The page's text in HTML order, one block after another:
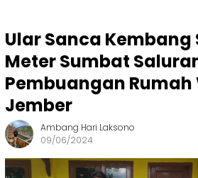
Ular Sanca Kembang
Meter Sumbat
Pembuangan
Jember
Ambang Hari Laksono
09/06/2024